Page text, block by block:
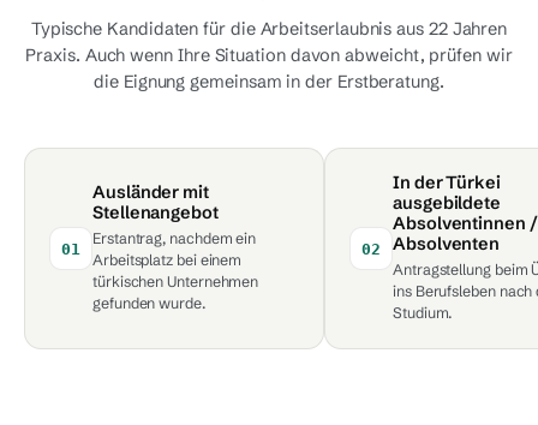
Typische Kandidaten für die Arbeitserlaubnis aus 22 Jahren
Praxis. Auch wenn Ihre Situation davon abweicht, prüfen wir
die Eignung gemeinsam in der Erstberatung.
01
Ausländer mit
Stellenangebot
Erstantrag, nachdem ein
Arbeitsplatz bei einem
türkischen Unternehmen
gefunden wurde.
02
In der Türkei
ausgebildete
Absolventinnen /
Absolventen
Antragstellung beim
ins Berufsleben nach
Studium.